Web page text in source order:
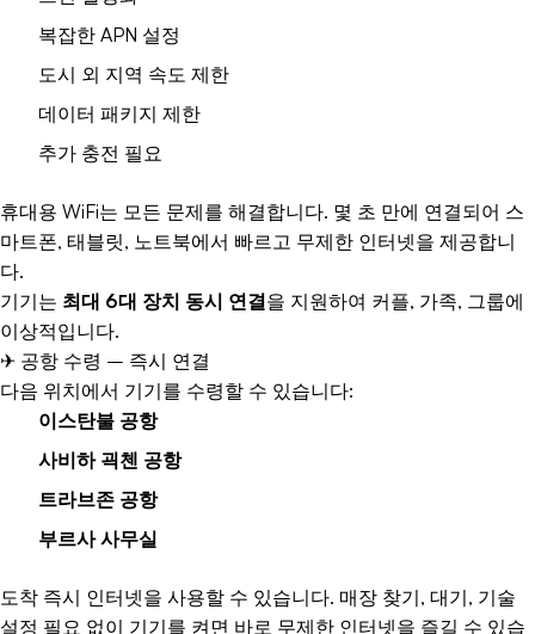
복잡한 APN 설정
도시 외 지역 속도 제한
데이터 패키지 제한
추가 충전 필요
휴대용 WiFi는 모든 문제를 해결합니다. 몇 초 만에 연결되어 스
마트폰, 태블릿, 노트북에서 빠르고 무제한 인터넷을 제공합니
다.
기기는 최대 6대 장치 동시 연결을 지원하여 커플, 가족, 그룹에
이상적입니다.
✈ 공항 수령 – 즉시 연결
다음 위치에서 기기를 수령할 수 있습니다:
이스탄불 공항
사비하 괵첸 공항
트라브존 공항
부르사 사무실
도착 즉시 인터넷을 사용할 수 있습니다. 매장 찾기, 대기, 기술
설정 필요 없이 기기를 켜면 바로 무제한 인터넷을 즐길 수 있습